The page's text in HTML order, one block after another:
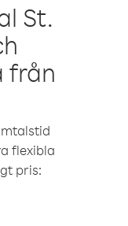
St.
från
flexibla
pris: